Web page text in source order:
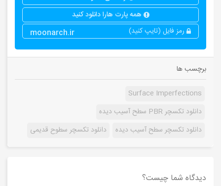
همه پارت هارا دانلود کنید
رمز فایل (تایپ کنید)
moonarch.ir
برچسب ها
Surface Imperfections
دانلود تکسچر PBR سطح آسیب دیده
دانلود تکسچر سطح آسیب دیده
دانلود تکسچر سطوح قدیمی
دیدگاه شما چیست؟